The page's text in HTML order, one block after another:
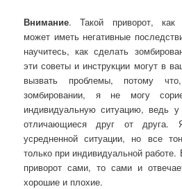
Внимание. Такой приворот, как
может иметь негативные
научитесь, как сделать
эти советы и инструкции могут в
вызвать проблемы, потому
зомбировании, я не могу
индивидуальную ситуацию, ведь
отличающиеся друг от друга.
усредненной ситуации, но все
только при индивидуальной
приворот сами, то сами и
хорошие и плохие.